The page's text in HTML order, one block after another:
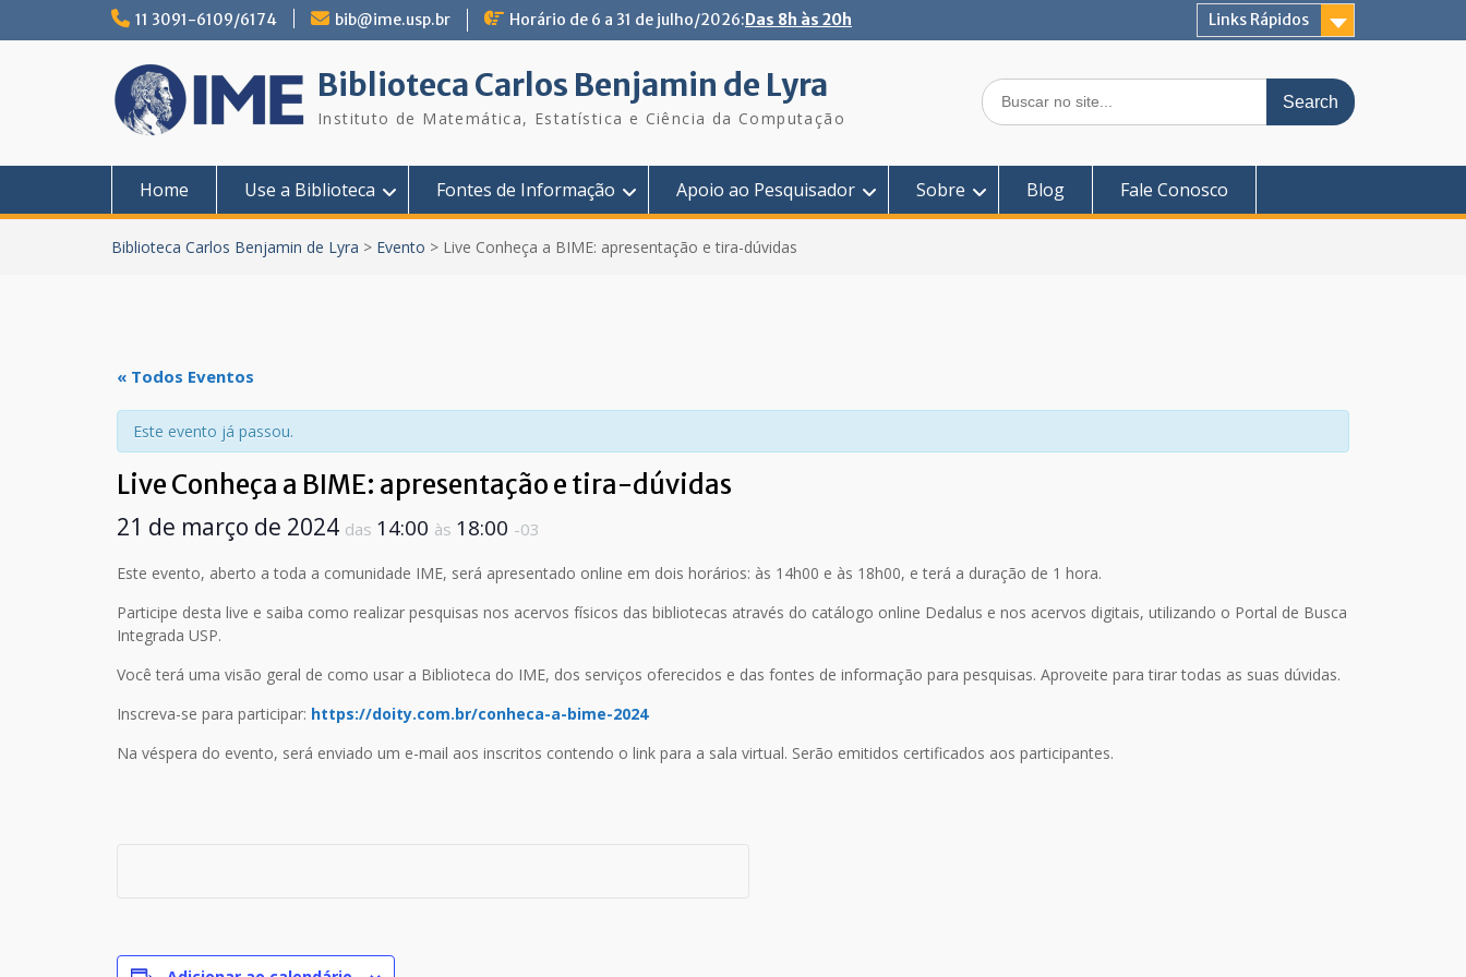
11 3091-6109/6174 bib@ime.usp.br Horário de 6 a 31 de julho/2026:Das 8h às 20h Links Rápidos
Biblioteca Carlos Benjamin de Lyra
Instituto de Matemática, Estatística e Ciência da Computação
Search
for:
Home Use a Biblioteca Fontes de Informação Apoio ao Pesquisador Sobre Blog Fale Conosco
Biblioteca Carlos Benjamin de Lyra > Evento > Live Conheça a BIME: apresentação e tira-dúvidas
« Todos Eventos
Este evento já passou.
Live Conheça a BIME: apresentação e tira-dúvidas
21 de março de 2024 das 14:00 às 18:00 -03
Este evento, aberto a toda a comunidade IME, será apresentado online em dois horários: às 14h00 e às 18h00, e terá a duração de 1 hora.
Participe desta live e saiba como realizar pesquisas nos acervos físicos das bibliotecas através do catálogo online Dedalus e nos acervos digitais, utilizando o Portal de Busca
Integrada USP.
Você terá uma visão geral de como usar a Biblioteca do IME, dos serviços oferecidos e das fontes de informação para pesquisas. Aproveite para tirar todas as suas dúvidas.
Inscreva-se para participar: https://doity.com.br/conheca-a-bime-2024
Na véspera do evento, será enviado um e-mail aos inscritos contendo o link para a sala virtual. Serão emitidos certificados aos participantes.